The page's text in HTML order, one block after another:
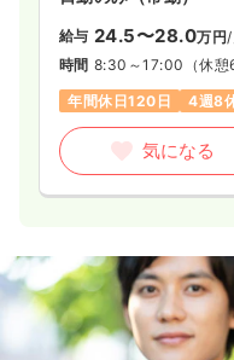
給与 24.5〜28.0万円/
時間 8:30～17:00 （休
年間休日120日
4週8
気になる